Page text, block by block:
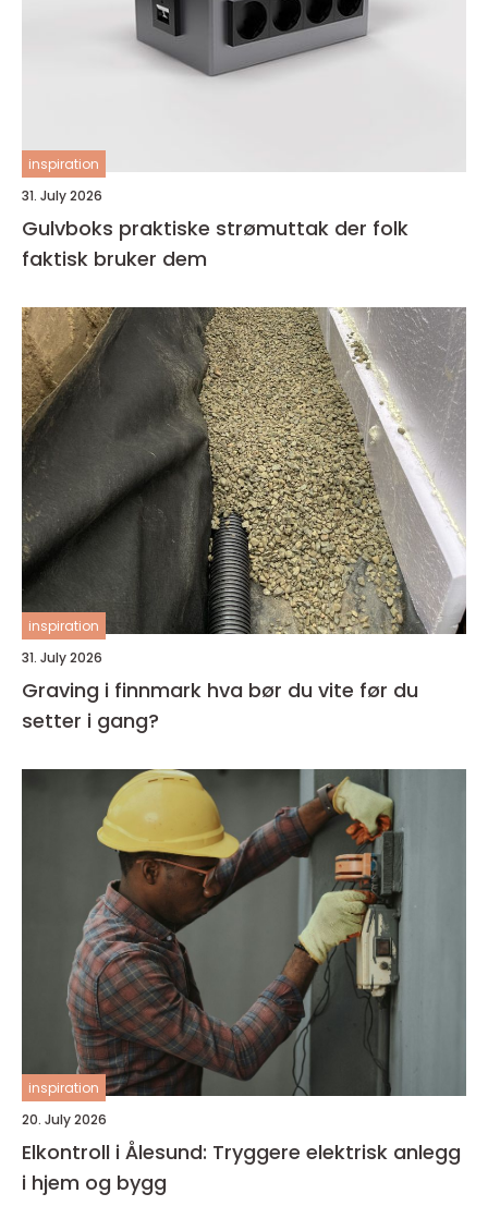
inspiration
31. July 2026
Gulvboks praktiske strømuttak der folk
faktisk bruker dem
inspiration
31. July 2026
Graving i finnmark hva bør du vite før du
setter i gang?
inspiration
20. July 2026
Elkontroll i Ålesund: Tryggere elektrisk anlegg
i hjem og bygg